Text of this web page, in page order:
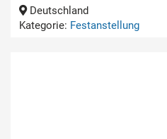
Deutschland
Kategorie: Festanstellung